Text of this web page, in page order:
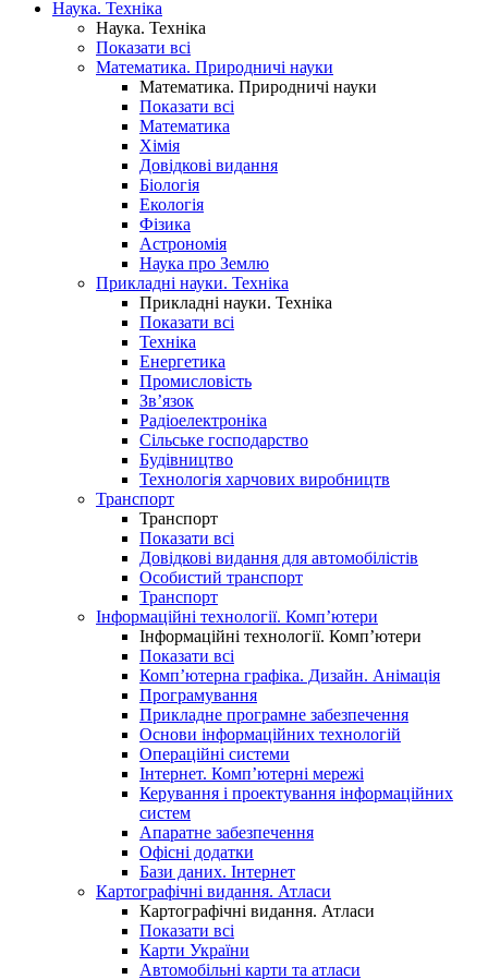
Наука. Техніка
Наука. Техніка
Показати всі
Математика. Природничі науки
Математика. Природничі науки
Показати всі
Математика
Хімія
Довідкові видання
Біологія
Екологія
Фізика
Астрономія
Наука про Землю
Прикладні науки. Техніка
Прикладні науки. Техніка
Показати всі
Техніка
Енергетика
Промисловість
Зв’язок
Радіоелектроніка
Сільське господарство
Будівництво
Технологія харчових виробництв
Транспорт
Транспорт
Показати всі
Довідкові видання для автомобілістів
Особистий транспорт
Транспорт
Інформаційні технології. Комп’ютери
Інформаційні технології. Комп’ютери
Показати всі
Комп’ютерна графіка. Дизайн. Анімація
Програмування
Прикладне програмне забезпечення
Основи інформаційних технологій
Операційні системи
Інтернет. Комп’ютерні мережі
Керування і проектування інформаційних
систем
Апаратне забезпечення
Офісні додатки
Бази даних. Інтернет
Картографічні видання. Атласи
Картографічні видання. Атласи
Показати всі
Карти України
Автомобільні карти та атласи